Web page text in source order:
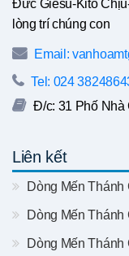
Đức Giêsu-Kitô
lòng trí chúng con
Email:
Tel: 024
Đ/c: 31 Phố Nhà
Liên kết
Dòng Mến Thánh
Dòng Mến Thánh
Dòng Mến Thánh